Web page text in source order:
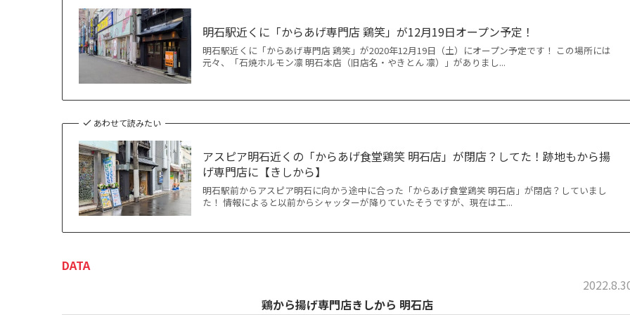
明石駅近くに「からあげ専門店 鶏笑」が12月19日オープン予定！
明石駅近くに「からあげ専門店 鶏笑」が2020年12月19日（土）にオープン予定です！ この場所には
元々、「石焼ホルモン凛 明石本店（旧店名・やきとん 凛）」がありまし...
あわせて読みたい
アスピア明石近くの「からあげ食堂鶏笑 明石店」が閉店？してた！跡地もから揚
げ専門店に【きしから】
明石駅前からアスピア明石に向かう途中に合った「からあげ食堂鶏笑 明石店」が閉店？していまし
た！ 情報によると以前からシャッターが降りていたそうですが、現在は工...
DATA
鶏から揚げ専門店きしから 明石店